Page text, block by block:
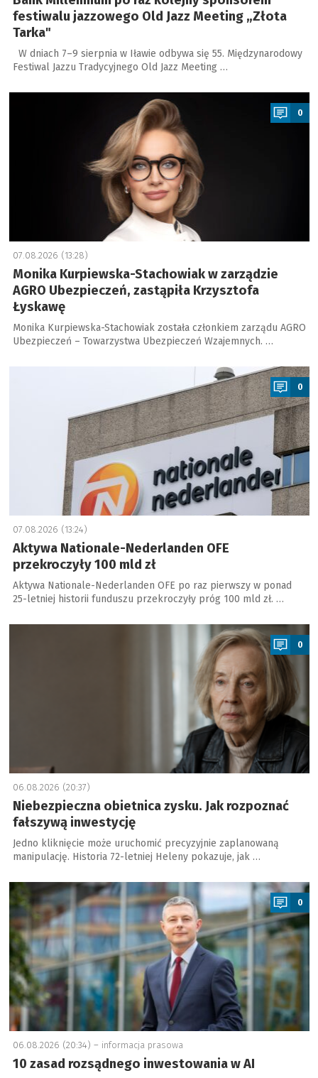
festiwalu jazzowego Old Jazz Meeting „Złota
Tarka"
W dniach 7–9 sierpnia w Iławie odbywa się 55. Międzynarodowy
Festiwal Jazzu Tradycyjnego Old Jazz Meeting …
a
0
07.08.2026 (13:28)
Monika Kurpiewska-Stachowiak w zarządzie
AGRO Ubezpieczeń, zastąpiła Krzysztofa
Łyskawę
Monika Kurpiewska-Stachowiak została członkiem zarządu AGRO
Ubezpieczeń – Towarzystwa Ubezpieczeń Wzajemnych. …
0
07.08.2026 (13:24)
Aktywa Nationale-Nederlanden OFE
przekroczyły 100 mld zł
Aktywa Nationale-Nederlanden OFE po raz pierwszy w ponad
25-letniej historii funduszu przekroczyły próg 100 mld zł. …
a
0
06.08.2026 (20:37)
Niebezpieczna obietnica zysku. Jak rozpoznać
fałszywą inwestycję
Jedno kliknięcie może uruchomić precyzyjnie zaplanowaną
manipulację. Historia 72-letniej Heleny pokazuje, jak …
a
0
06.08.2026 (20:34) – informacja prasowa
10 zasad rozsądnego inwestowania w AI